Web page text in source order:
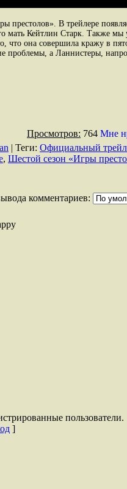
престолов». В трейлере
мать Кейтлин Старк. Также мы
что она совершила кражу в
проблемы, а Ланнистеры,
Просмотров: 764 Мне
| Теги: Официальный
, Шестой сезон «Игры
комментариев:
пользователи.
]